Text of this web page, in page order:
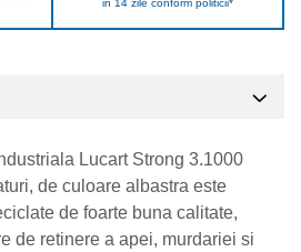
in 14 zile conform politicii*
Lucart Strong 3.1000
de culoare albastra este
de foarte buna calitate,
de retinere a apei, murdariei si